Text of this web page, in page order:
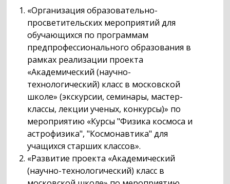
«Организация образовательно-
просветительских мероприятий для
обучающихся по программам
предпрофессионального образования в
рамках реализации проекта
«Академический (научно-
технологический) класс в московской
школе» (экскурсии, семинары, мастер-
классы, лекции ученых, конкурсы)» по
мероприятию «Курсы "Физика космоса и
астрофизика", "Космонавтика" для
учащихся старших классов».
«Развитие проекта «Академический
(научно-технологический) класс в